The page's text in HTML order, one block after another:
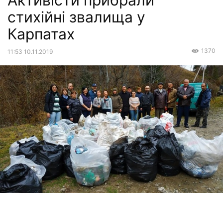
стихійні звалища у
Карпатах
11:53 10.11.2019 1370